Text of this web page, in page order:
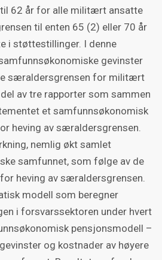
til 62 år for alle militært ansatte
til enten 65 (2) eller 70 år
i støttestillinger. I denne
gevinster
særaldersgrensen for militært
av tre rapporter som sammen
et samfunnsøkonomisk
heving av særaldersgrensen.
nemlig økt samlet
samfunnet, som følge av de
heving av særaldersgrensen.
modell som beregner
i forsvarssektoren under hvert
pensjonsmodell –
og kostnader av høyere